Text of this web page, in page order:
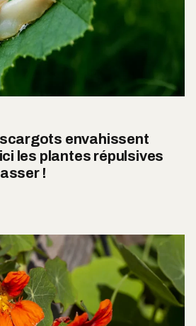
envahissent
les plantes répulsives
!